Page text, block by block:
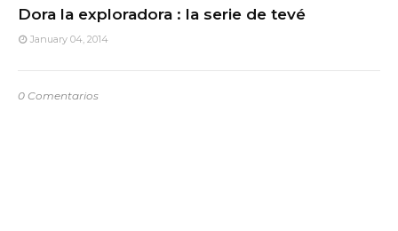
Dora la exploradora : la serie de tevé
January 04, 2014
0 Comentarios